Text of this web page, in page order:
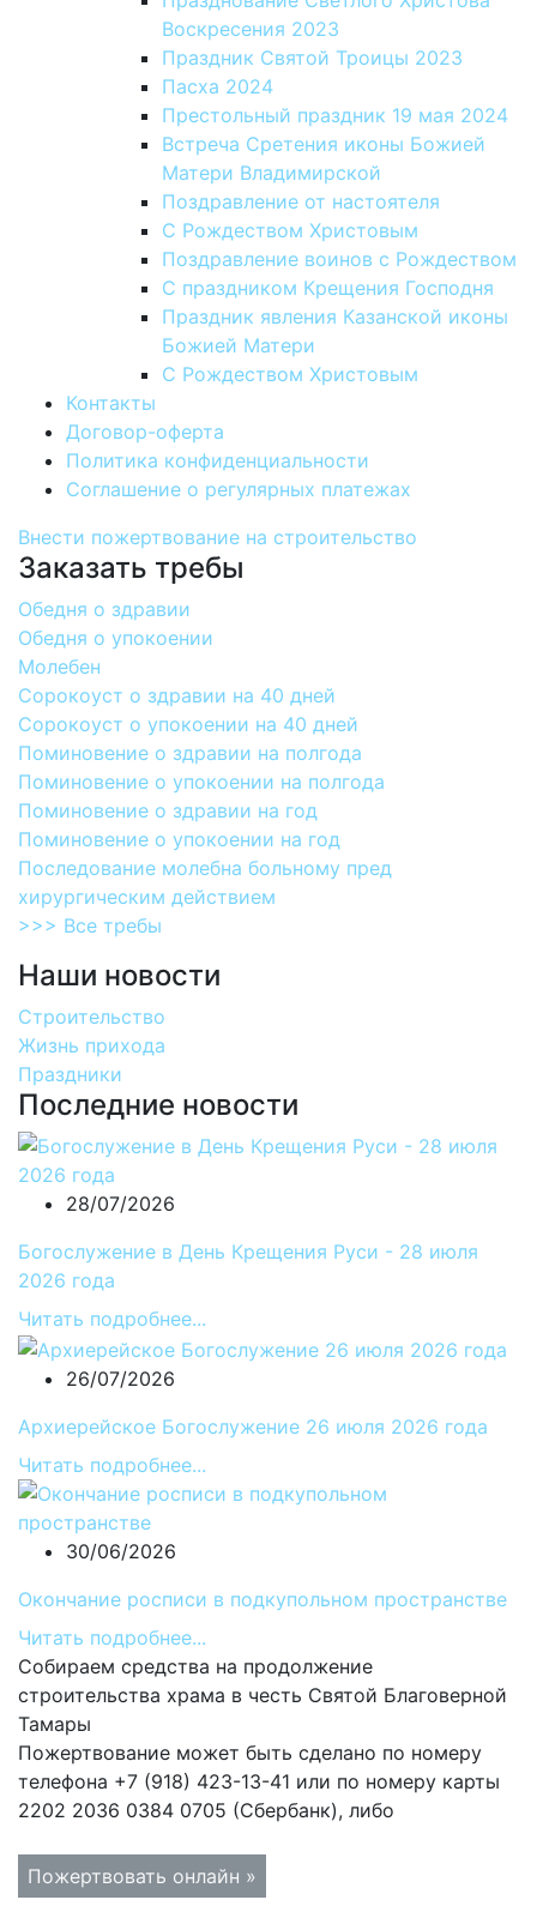
Воскресения 2023
Праздник Святой Троицы 2023
Пасха 2024
Престольный праздник 19 мая 2024
Встреча Сретения иконы Божией
Матери Владимирской
Поздравление от настоятеля
С Рождеством Христовым
Поздравление воинов с Рождеством
С праздником Крещения Господня
Праздник явления Казанской иконы
Божией Матери
С Рождеством Христовым
Контакты
Договор-оферта
Политика конфиденциальности
Соглашение о регулярных платежах
Внести пожертвование на строительство
Заказать требы
Обедня о здравии
Обедня о упокоении
Молебен
Сорокоуст о здравии на 40 дней
Сорокоуст о упокоении на 40 дней
Поминовение о здравии на полгода
Поминовение о упокоении на полгода
Поминовение о здравии на год
Поминовение о упокоении на год
Последование молебна больному пред
хирургическим действием
>>> Все требы
Наши новости
Строительство
Жизнь прихода
Праздники
Последние новости
28/07/2026
Богослужение в День Крещения Руси - 28 июля
2026 года
Читать подробнее...
26/07/2026
Архиерейское Богослужение 26 июля 2026 года
Читать подробнее...
30/06/2026
Окончание росписи в подкупольном пространстве
Читать подробнее...
Собираем средства на продолжение
строительства храма в честь Святой Благоверной
Тамары
Пожертвование может быть сделано по номеру
телефона +7 (918) 423-13-41 или по номеру карты
2202 2036 0384 0705 (Сбербанк), либо
Пожертвовать онлайн »